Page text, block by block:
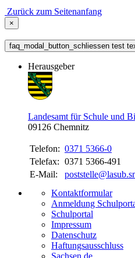
Zurück zum Seitenanfang
×
faq_modal_button_schliessen test
Herausgeber
Landesamt für Schule und
09126 Chemnitz
Telefon: 0371 5366-0
Telefax: 0371 5366-491
E-Mail:
Kontaktformular
Anmeldung
Schulportal
Impressum
Datenschutz
Haftungsausschluss
Sachsen.de